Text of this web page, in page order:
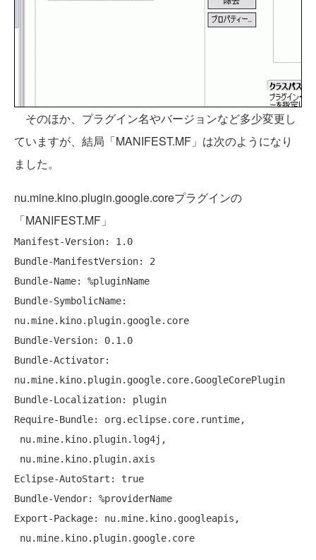
そのほか、プラグイン名やバージョンなど多少変更し
ていますが、結局「MANIFEST.MF」は次のようになり
ました。
nu.mine.kino.plugin.google.coreプラグインの
「MANIFEST.MF」
Manifest-Version: 1.0
Bundle-ManifestVersion: 2
Bundle-Name: %pluginName
Bundle-SymbolicName:
nu.mine.kino.plugin.google.core
Bundle-Version: 0.1.0
Bundle-Activator:
nu.mine.kino.plugin.google.core.GoogleCorePlugin
Bundle-Localization: plugin
Require-Bundle: org.eclipse.core.runtime,
Eclipse-AutoStart: true
Bundle-Vendor: %providerName
Export-Package: nu.mine.kino.googleapis,